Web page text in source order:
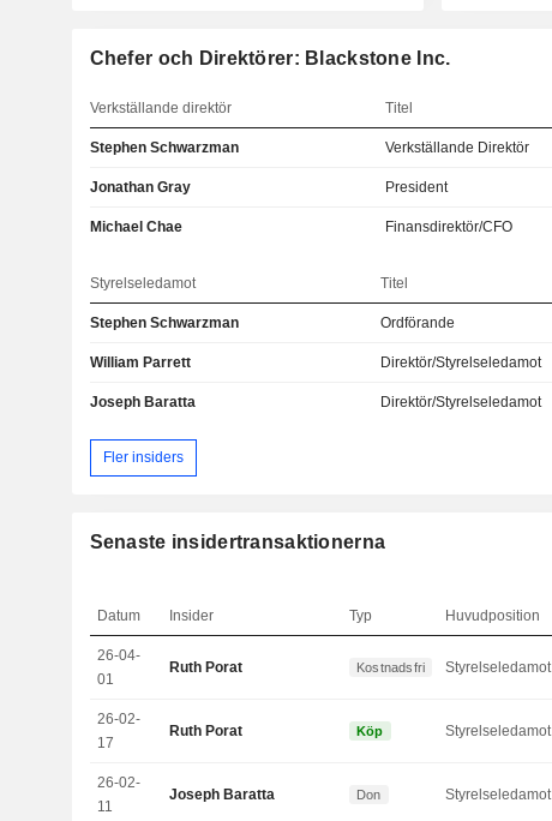
Chefer och Direktörer: Blackstone Inc.
Verkställande direktör Titel
Stephen Schwarzman Verkställande Direktör
Jonathan Gray President
Michael Chae Finansdirektör/CFO
Styrelseledamot Titel
Stephen Schwarzman Ordförande
William Parrett Direktör/Styrelseledamot
Joseph Baratta Direktör/Styrelseledamot
Fler insiders
Senaste insidertransaktionerna
Datum Insider Typ Huvudposition
26-04-
01
Ruth Porat Kostnadsfri Styrelseledamot
26-02-
17
Ruth Porat Köp Styrelseledamot
26-02-
11
Joseph Baratta Don Styrelseledamot